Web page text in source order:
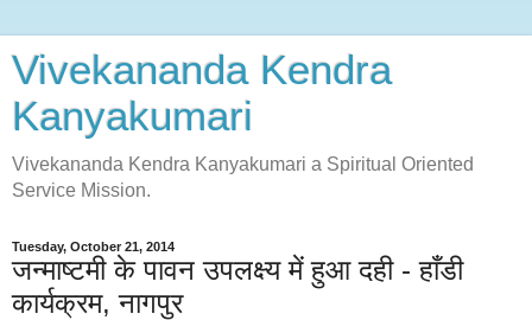
Vivekananda Kendra
Kanyakumari
Vivekananda Kendra Kanyakumari a Spiritual Oriented
Service Mission.
Tuesday, October 21, 2014
जन्माष्टमी के पावन उपलक्ष्य में हुआ दही - हाँडी
कार्यक्रम, नागपुर